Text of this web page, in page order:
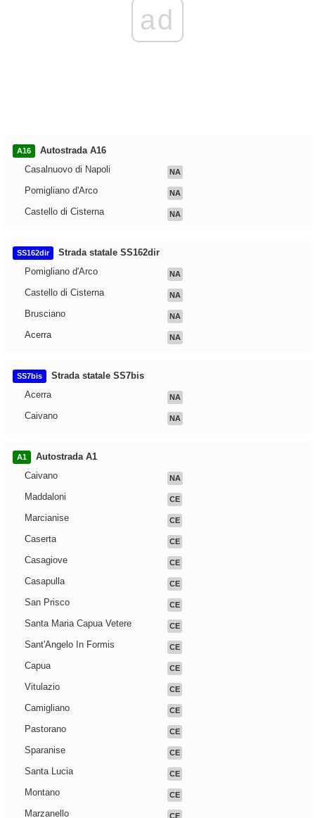
ad
A16
Autostrada A16
Casalnuovo di Napoli
NA
Pomigliano d'Arco NA
Castello di Cisterna NA
SS162dir
Strada statale SS162dir
Pomigliano d'Arco
NA
Castello di Cisterna NA
Brusciano NA
Acerra NA
SS7bis
Strada statale SS7bis
Acerra
NA
Caivano NA
A1
Autostrada A1
Caivano
NA
Maddaloni CE
Marcianise CE
Caserta CE
Casagiove CE
Casapulla CE
San Prisco CE
Santa Maria Capua Vetere CE
Sant'Angelo In Formis CE
Capua CE
Vitulazio CE
Camigliano CE
Pastorano CE
Sparanise CE
Santa Lucia CE
Montano CE
Marzanello CE